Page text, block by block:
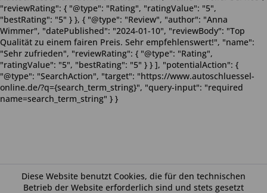
Diese Website benutzt Cookies, die für den technischen
Betrieb der Website erforderlich sind und stets gesetzt
"reviewRating": { "@type": "Rating", "ratingValue": "5",
"bestRating": "5" } }, { "@type": "Review", "author": "Anna
Wimmer", "datePublished": "2024-01-10", "reviewBody": "Top
Qualität zu einem fairen Preis. Sehr empfehlenswert!", "name":
"Sehr zufrieden", "reviewRating": { "@type": "Rating",
"ratingValue": "5", "bestRating": "5" } } ], "potentialAction": {
"@type": "SearchAction", "target": "https://www.autoschluessel-
online.de/?q={search_term_string}", "query-input": "required
name=search_term_string" } }